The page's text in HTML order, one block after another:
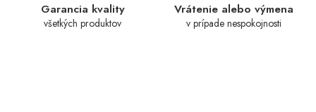
Garancia kvality
všetkých produktov
Vrátenie alebo výmena
v prípade nespokojnosti